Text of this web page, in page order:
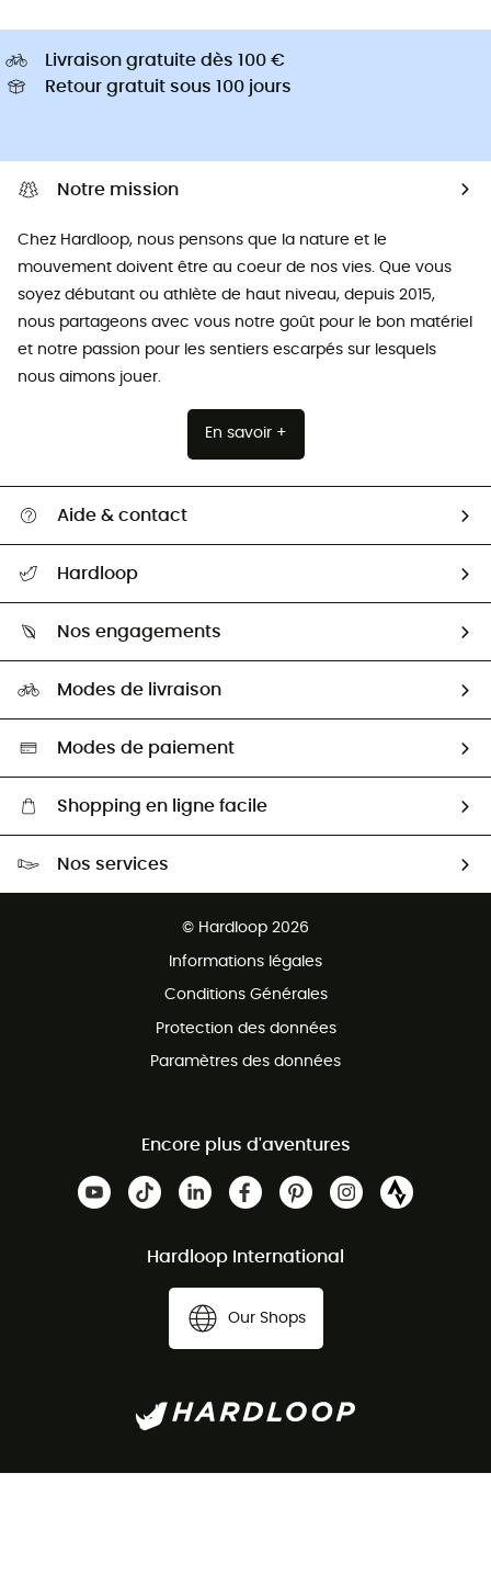
Livraison gratuite dès 100 €
Retour gratuit sous 100 jours
Notre mission
Chez Hardloop, nous pensons que la nature et le
mouvement doivent être au coeur de nos vies. Que vous
soyez débutant ou athlète de haut niveau, depuis 2015,
nous partageons avec vous notre goût pour le bon matériel
et notre passion pour les sentiers escarpés sur lesquels
nous aimons jouer.
En savoir +
Aide & contact
Retour & remboursement
Guide des tailles
Seconde Main
Aide & Contact
Hardloop
HardGuides
Nos engagements
Sélection éco-responsable
Modes de livraison
Modes de paiement
Shopping en ligne facile
Nos services
© Hardloop 2026
Informations légales
Conditions Générales
Protection des données
Paramètres des données
Encore plus d'aventures
Hardloop International
Our Shops